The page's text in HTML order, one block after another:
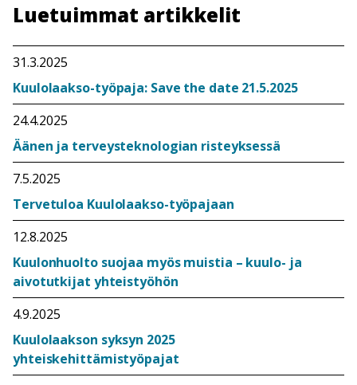
Luetuimmat artikkelit
31.3.2025
Kuulolaakso-työpaja: Save the date 21.5.2025
24.4.2025
Äänen ja terveysteknologian risteyksessä
7.5.2025
Tervetuloa Kuulolaakso-työpajaan
12.8.2025
Kuulonhuolto suojaa myös muistia – kuulo- ja
aivotutkijat yhteistyöhön
4.9.2025
Kuulolaakson syksyn 2025
yhteiskehittämistyöpajat